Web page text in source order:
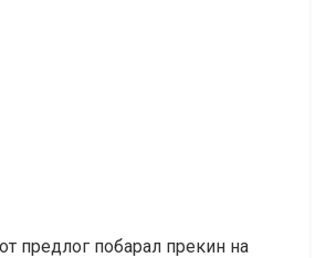
предлог побарал прекин на